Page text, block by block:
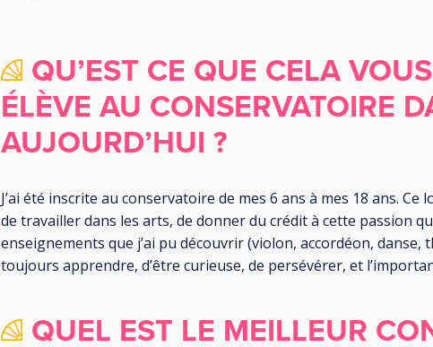
QU’EST CE QUE CELA
ÉLÈVE AU CONSERVATOIRE
AUJOURD’HUI ?
J’ai été inscrite au conservatoire de mes 6 ans à mes 18 ans.
de travailler dans les arts, de donner du crédit à cette passion
enseignements que j’ai pu découvrir (violon, accordéon, danse,
toujours apprendre, d’être curieuse, de persévérer, et
QUEL EST LE MEILLEUR